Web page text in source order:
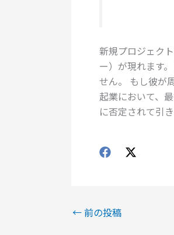
新規プロジェク
ー）が現れます
せん。 もし彼が
起業において、
に否定されて引
←前の投稿